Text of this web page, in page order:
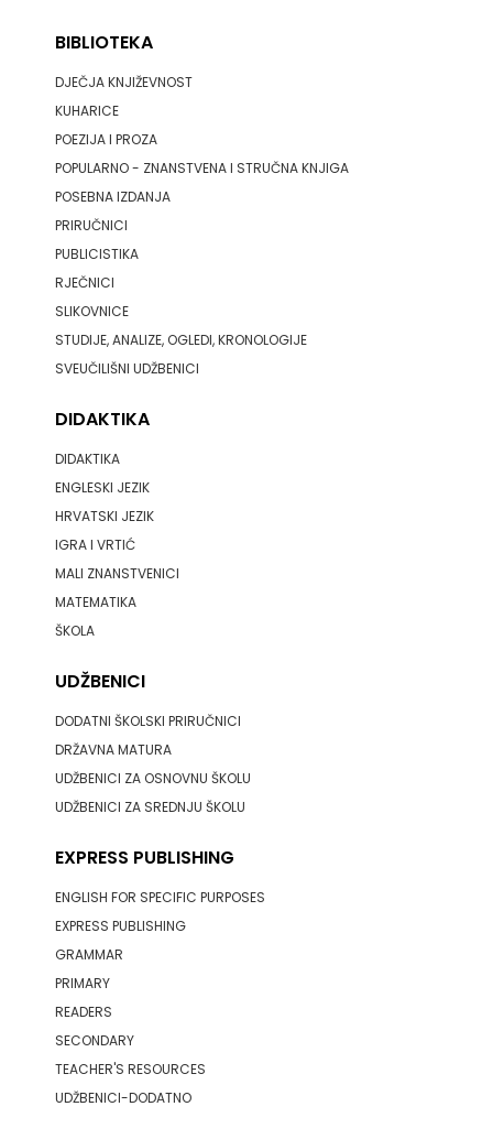
FREE
HNŽ
VERBUM
VORTO
PALABRA
ZNANJE
BIBLIOTEKA
DJEČJA KNJIŽEVNOST
KUHARICE
POEZIJA I PROZA
POPULARNO - ZNANSTVENA I STRUČNA KNJIGA
POSEBNA IZDANJA
PRIRUČNICI
PUBLICISTIKA
RJEČNICI
SLIKOVNICE
STUDIJE, ANALIZE, OGLEDI, KRONOLOGIJE
SVEUČILIŠNI UDŽBENICI
DIDAKTIKA
DIDAKTIKA
ENGLESKI JEZIK
HRVATSKI JEZIK
IGRA I VRTIĆ
MALI ZNANSTVENICI
MATEMATIKA
ŠKOLA
UDŽBENICI
DODATNI ŠKOLSKI PRIRUČNICI
DRŽAVNA MATURA
UDŽBENICI ZA OSNOVNU ŠKOLU
UDŽBENICI ZA SREDNJU ŠKOLU
EXPRESS PUBLISHING
ENGLISH FOR SPECIFIC PURPOSES
EXPRESS PUBLISHING
GRAMMAR
PRIMARY
READERS
SECONDARY
TEACHER'S RESOURCES
UDŽBENICI-DODATNO